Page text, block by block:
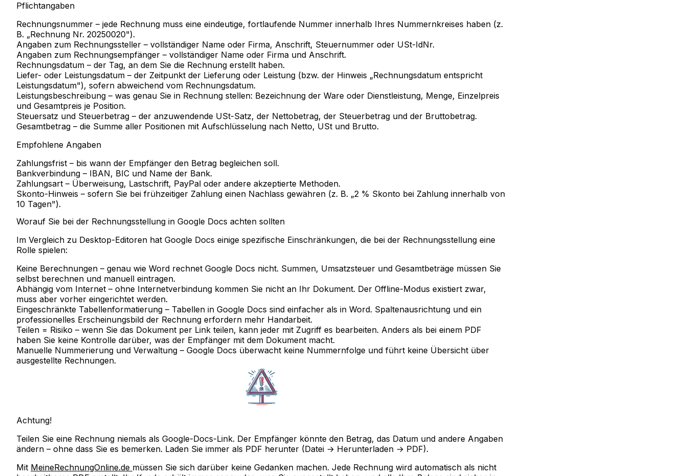
Pflichtangaben
Rechnungsnummer – jede Rechnung muss eine eindeutige, fortlaufende Nummer innerhalb Ihres Nummernkreises haben (z.
B. „Rechnung Nr. 20250020").
Angaben zum Rechnungssteller – vollständiger Name oder Firma, Anschrift, Steuernummer oder USt-IdNr.
Angaben zum Rechnungsempfänger – vollständiger Name oder Firma und Anschrift.
Rechnungsdatum – der Tag, an dem Sie die Rechnung erstellt haben.
Liefer- oder Leistungsdatum – der Zeitpunkt der Lieferung oder Leistung (bzw. der Hinweis „Rechnungsdatum entspricht
Leistungsdatum"), sofern abweichend vom Rechnungsdatum.
Leistungsbeschreibung – was genau Sie in Rechnung stellen: Bezeichnung der Ware oder Dienstleistung, Menge, Einzelpreis
und Gesamtpreis je Position.
Steuersatz und Steuerbetrag – der anzuwendende USt-Satz, der Nettobetrag, der Steuerbetrag und der Bruttobetrag.
Gesamtbetrag – die Summe aller Positionen mit Aufschlüsselung nach Netto, USt und Brutto.
Empfohlene Angaben
Zahlungsfrist – bis wann der Empfänger den Betrag begleichen soll.
Bankverbindung – IBAN, BIC und Name der Bank.
Zahlungsart – Überweisung, Lastschrift, PayPal oder andere akzeptierte Methoden.
Skonto-Hinweis – sofern Sie bei frühzeitiger Zahlung einen Nachlass gewähren (z. B. „2 % Skonto bei Zahlung innerhalb von
10 Tagen").
Worauf Sie bei der Rechnungsstellung in Google Docs achten sollten
Im Vergleich zu Desktop-Editoren hat Google Docs einige spezifische Einschränkungen, die bei der Rechnungsstellung eine
Rolle spielen:
Keine Berechnungen – genau wie Word rechnet Google Docs nicht. Summen, Umsatzsteuer und Gesamtbeträge müssen Sie
selbst berechnen und manuell eintragen.
Abhängig vom Internet – ohne Internetverbindung kommen Sie nicht an Ihr Dokument. Der Offline-Modus existiert zwar,
muss aber vorher eingerichtet werden.
Eingeschränkte Tabellenformatierung – Tabellen in Google Docs sind einfacher als in Word. Spaltenausrichtung und ein
professionelles Erscheinungsbild der Rechnung erfordern mehr Handarbeit.
Teilen = Risiko – wenn Sie das Dokument per Link teilen, kann jeder mit Zugriff es bearbeiten. Anders als bei einem PDF
haben Sie keine Kontrolle darüber, was der Empfänger mit dem Dokument macht.
Manuelle Nummerierung und Verwaltung – Google Docs überwacht keine Nummernfolge und führt keine Übersicht über
ausgestellte Rechnungen.
Achtung!
Teilen Sie eine Rechnung niemals als Google-Docs-Link. Der Empfänger könnte den Betrag, das Datum und andere Angaben
ändern – ohne dass Sie es bemerken. Laden Sie immer als PDF herunter (Datei → Herunterladen → PDF).
Mit MeineRechnungOnline.de müssen Sie sich darüber keine Gedanken machen. Jede Rechnung wird automatisch als nicht